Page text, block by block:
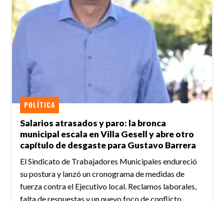
Salarios atrasados y paro: la bronca
municipal escala en Villa Gesell y abre otro
capítulo de desgaste para Gustavo Barrera
POLÍTICA
El Sindicato de Trabajadores Municipales endureció
su postura y lanzó un cronograma de medidas de
fuerza contra el Ejecutivo local. Reclamos laborales,
falta de respuestas y un nuevo foco de conflicto